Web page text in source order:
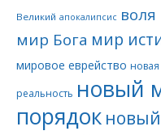
Великий апокалипсис воля
мир Бога мир
мировое еврейство
реальность новый
порядок